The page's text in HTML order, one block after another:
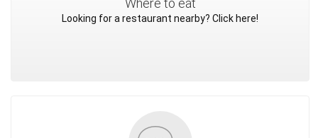
Where to eat
Looking for a restaurant nearby? Click here!